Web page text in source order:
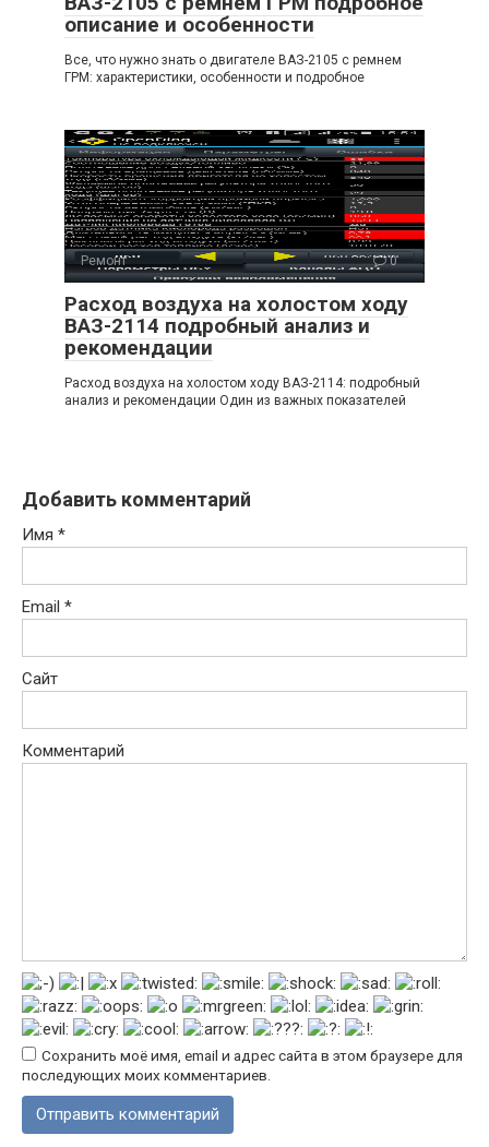
описание и особенности
Все, что нужно знать о двигателе ВАЗ-2105 с ремнем
ГРМ: характеристики, особенности и подробное
Ремонт 0
Расход воздуха на холостом ходу
ВАЗ-2114 подробный анализ и
рекомендации
Расход воздуха на холостом ходу ВАЗ-2114: подробный
анализ и рекомендации Один из важных показателей
Добавить комментарий
Имя *
Email *
Сайт
Комментарий
Сохранить моё имя, email и адрес сайта в этом браузере для
последующих моих комментариев.